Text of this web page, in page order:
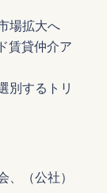
場拡大へ
賃貸仲介ア
別するトリ
、（公社）